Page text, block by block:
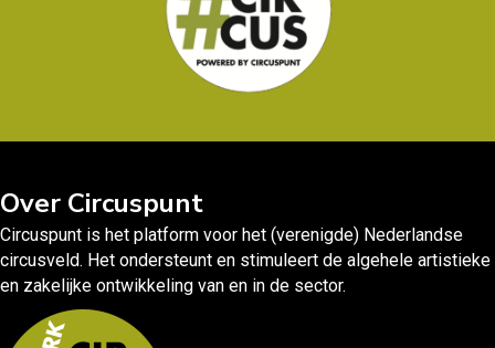
Over Circuspunt
Circuspunt is het platform voor het (verenigde) Nederlandse
circusveld. Het ondersteunt en stimuleert de algehele artistieke
en zakelijke ontwikkeling van en in de sector.